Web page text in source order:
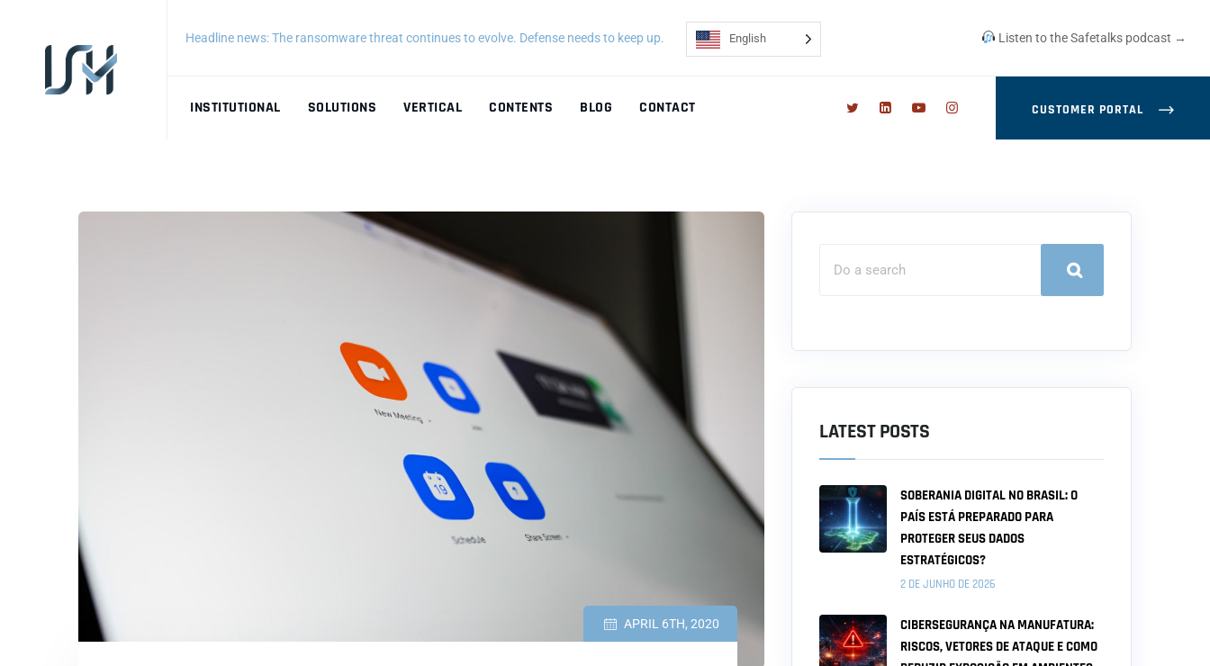
Headline news: The ransomware threat continues to evolve. Defense needs to keep up. English Listen to the Safetalks podcast →
INSTITUTIONAL SOLUTIONS VERTICAL CONTENTS BLOG CONTACT CUSTOMER PORTAL
APRIL 6TH, 2020
LATEST POSTS
SOBERANIA DIGITAL NO BRASIL: O
PAÍS ESTÁ PREPARADO PARA
PROTEGER SEUS DADOS
ESTRATÉGICOS?
2 DE JUNHO DE 2026
CIBERSEGURANÇA NA MANUFATURA:
RISCOS, VETORES DE ATAQUE E COMO